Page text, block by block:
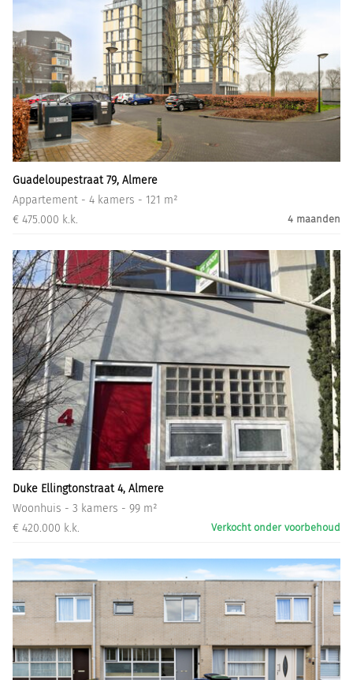
Guadeloupestraat 79, Almere
Appartement - 4 kamers - 121 m²
€ 475.000 k.k.
4 maanden
Duke Ellingtonstraat 4, Almere
Woonhuis - 3 kamers - 99 m²
€ 420.000 k.k.
Verkocht onder voorbehoud